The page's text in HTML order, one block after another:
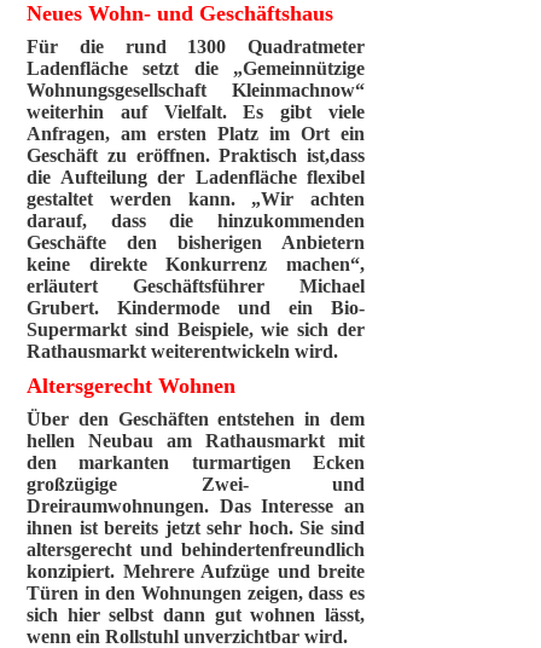
Neues Wohn- und Geschäftshaus
Für die rund 1300 Quadratmeter
Ladenfläche setzt die „Gemeinnützige
Wohnungsgesellschaft Kleinmachnow“
weiterhin auf Vielfalt. Es gibt viele
Anfragen, am ersten Platz im Ort ein
Geschäft zu eröffnen. Praktisch ist,dass
die Aufteilung der Ladenfläche flexibel
gestaltet werden kann. „Wir achten
darauf, dass die hinzukommenden
Geschäfte den bisherigen Anbietern
keine direkte Konkurrenz machen“,
erläutert Geschäftsführer Michael
Grubert. Kindermode und ein Bio-
Supermarkt sind Beispiele, wie sich der
Rathausmarkt weiterentwickeln wird.
Altersgerecht Wohnen
Über den Geschäften entstehen in dem
hellen Neubau am Rathausmarkt mit
den markanten turmartigen Ecken
großzügige Zwei- und
Dreiraumwohnungen. Das Interesse an
ihnen ist bereits jetzt sehr hoch. Sie sind
altersgerecht und behindertenfreundlich
konzipiert. Mehrere Aufzüge und breite
Türen in den Wohnungen zeigen, dass es
sich hier selbst dann gut wohnen lässt,
wenn ein Rollstuhl unverzichtbar wird.